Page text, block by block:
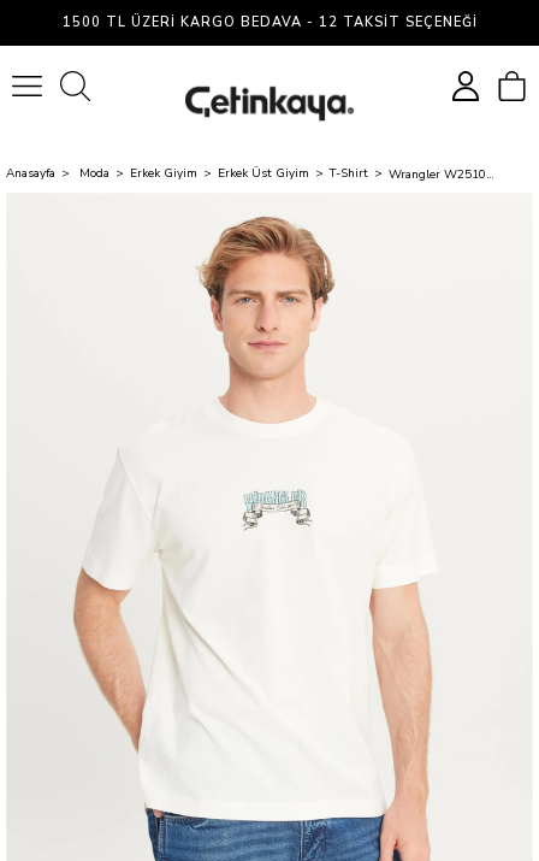
1500 TL ÜZERI KARGO BEDAVA - 12 TAKSIT SEÇENEĞI
Anasayfa Moda Erkek Giyim Erkek Üst Giyim T-Shirt Wrangler W2510222 102 Off Whıte Erkek Relaxed Fıt Bıg Logo T-Shırt